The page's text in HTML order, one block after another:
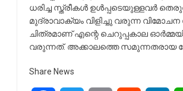
ധരിച്ച സ്ത്രീകൾ ഉൾപ്പടെയുള്ളവർ
മുദ്രാവാക്യം വിളിച്ചു വരുന്ന
ചിത്രമാണ് എന്റെ ചെറുപ്പകാല
വരുന്നത്. അക്കാലത്തെ സമുന്നതരായ
Share News